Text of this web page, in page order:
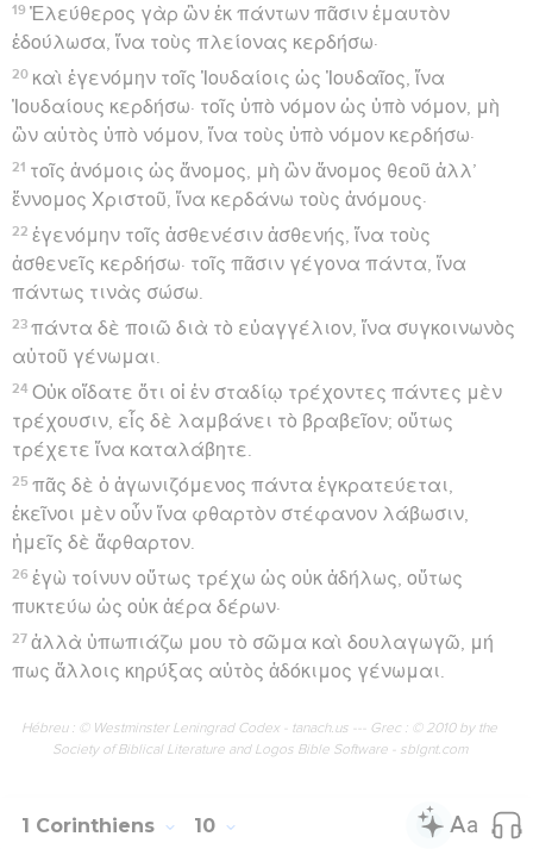
19 Ἐλεύθερος γὰρ ὢν ἐκ πάντων πᾶσιν ἐμαυτὸν
ἐδούλωσα, ἵνα τοὺς πλείονας κερδήσω·
20 καὶ ἐγενόμην τοῖς Ἰουδαίοις ὡς Ἰουδαῖος, ἵνα
Ἰουδαίους κερδήσω· τοῖς ὑπὸ νόμον ὡς ὑπὸ νόμον, μὴ
ὢν αὐτὸς ὑπὸ νόμον, ἵνα τοὺς ὑπὸ νόμον κερδήσω·
21 τοῖς ἀνόμοις ὡς ἄνομος, μὴ ὢν ἄνομος θεοῦ ἀλλ’
ἔννομος Χριστοῦ, ἵνα κερδάνω τοὺς ἀνόμους·
22 ἐγενόμην τοῖς ἀσθενέσιν ἀσθενής, ἵνα τοὺς
ἀσθενεῖς κερδήσω· τοῖς πᾶσιν γέγονα πάντα, ἵνα
πάντως τινὰς σώσω.
23 πάντα δὲ ποιῶ διὰ τὸ εὐαγγέλιον, ἵνα συγκοινωνὸς
αὐτοῦ γένωμαι.
24 Οὐκ οἴδατε ὅτι οἱ ἐν σταδίῳ τρέχοντες πάντες μὲν
τρέχουσιν, εἷς δὲ λαμβάνει τὸ βραβεῖον; οὕτως
τρέχετε ἵνα καταλάβητε.
25 πᾶς δὲ ὁ ἀγωνιζόμενος πάντα ἐγκρατεύεται,
ἐκεῖνοι μὲν οὖν ἵνα φθαρτὸν στέφανον λάβωσιν,
ἡμεῖς δὲ ἄφθαρτον.
26 ἐγὼ τοίνυν οὕτως τρέχω ὡς οὐκ ἀδήλως, οὕτως
πυκτεύω ὡς οὐκ ἀέρα δέρων·
27 ἀλλὰ ὑπωπιάζω μου τὸ σῶμα καὶ δουλαγωγῶ, μή
πως ἄλλοις κηρύξας αὐτὸς ἀδόκιμος γένωμαι.
Hébreu : © Westminster Leningrad Codex - tanach.us --- Grec : © 2010 by the
Society of Biblical Literature and Logos Bible Software - sblgnt.com
1 Corinthiens 10